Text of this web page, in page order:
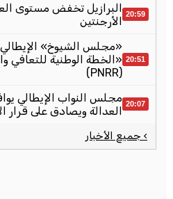
20:59 البرازيل تخفض مستوى
الأرجنتين
20:51
«مجلس الشيوخ»
«الخطة الوطنية للتعافي
(PNRR)
20:07 مجلس النواب الإيطالي
العدالة ويصادق على قرار
› جميع الأخبار